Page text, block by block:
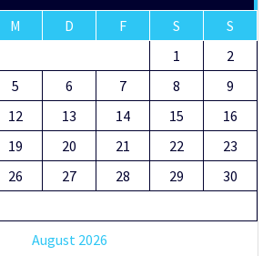
August 2026
M D F S
S
1
2
5 6 7 8
9
12 13 14 15
16
19 20 21 22
23
26 27 28 29
30